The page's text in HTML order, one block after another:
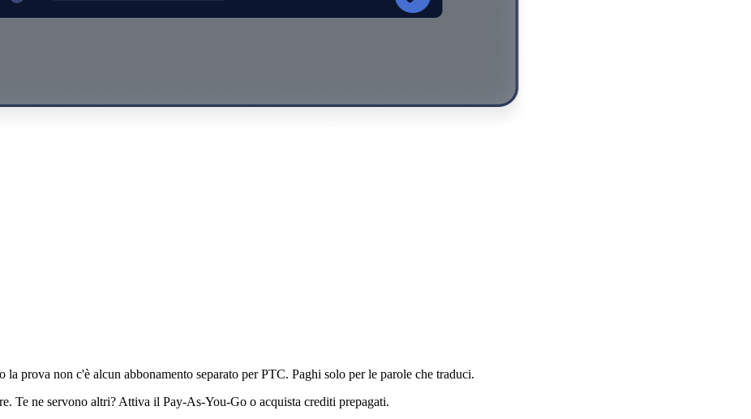
prova non c'è alcun abbonamento separato per PTC. Paghi solo per le parole che traduci.
Te ne servono altri? Attiva il Pay-As-You-Go o acquista crediti prepagati.